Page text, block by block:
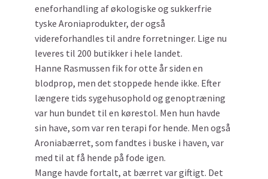
eneforhandling af økologiske og sukkerfrie
tyske Aroniaprodukter, der også
videreforhandles til andre forretninger. Lige nu
leveres til 200 butikker i hele landet.
Hanne Rasmussen fik for otte år siden en
blodprop, men det stoppede hende ikke. Efter
længere tids sygehusophold og genoptræning
var hun bundet til en kørestol. Men hun havde
sin have, som var ren terapi for hende. Men også
Aroniabærret, som fandtes i buske i haven, var
med til at få hende på fode igen.
Mange havde fortalt, at bærret var giftigt. Det